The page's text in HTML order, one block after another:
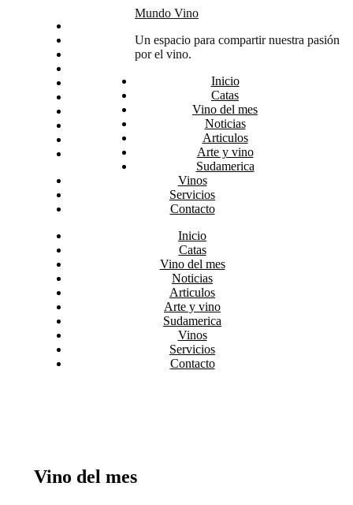
Arte y vino
Sudamerica
Mundo Vino
Un espacio para compartir nuestra pasión
por el vino.
Inicio
Catas
Vino del mes
Noticias
Articulos
Arte y vino
Sudamerica
Vinos
Servicios
Contacto
Inicio
Catas
Vino del mes
Noticias
Articulos
Arte y vino
Sudamerica
Vinos
Servicios
Contacto
Vino del mes